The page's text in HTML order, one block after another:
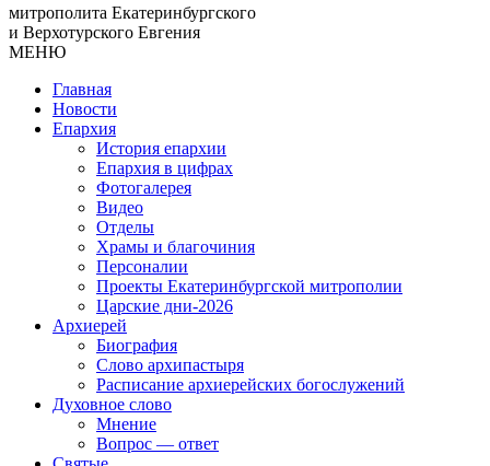
митрополита Екатеринбургского
и Верхотурского Евгения
МЕНЮ
Главная
Новости
Епархия
История епархии
Епархия в цифрах
Фотогалерея
Видео
Отделы
Храмы и благочиния
Персоналии
Проекты Екатеринбургской митрополии
Царские дни-2026
Архиерей
Биография
Слово архипастыря
Расписание архиерейских богослужений
Духовное слово
Мнение
Вопрос — ответ